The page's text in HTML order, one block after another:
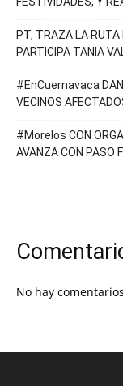
PT, TRAZA LA RUTA
PARTICIPA TANIA
#EnCuernavaca
VECINOS
#Morelos CON
AVANZA CON PASO
No hay